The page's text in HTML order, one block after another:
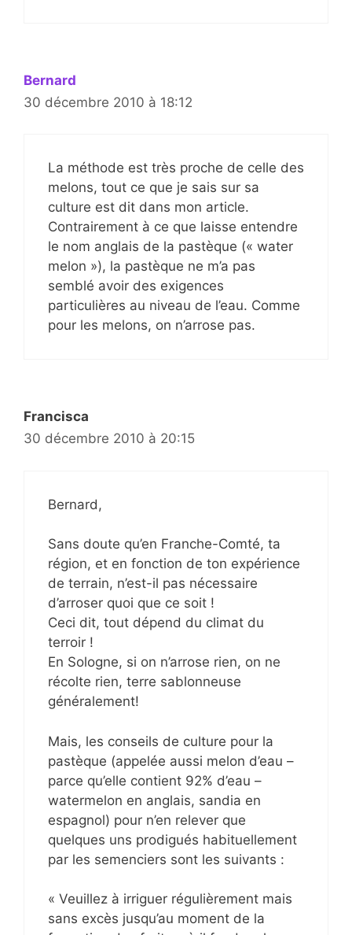
Bernard
30 décembre 2010 à 18:12
La méthode est très proche de celle des
melons, tout ce que je sais sur sa
culture est dit dans mon article.
Contrairement à ce que laisse entendre
le nom anglais de la pastèque (« water
melon »), la pastèque ne m’a pas
semblé avoir des exigences
particulières au niveau de l’eau. Comme
pour les melons, on n’arrose pas.
Francisca
30 décembre 2010 à 20:15
Bernard,
Sans doute qu’en Franche-Comté, ta
région, et en fonction de ton expérience
de terrain, n’est-il pas nécessaire
d’arroser quoi que ce soit !
Ceci dit, tout dépend du climat du
terroir !
En Sologne, si on n’arrose rien, on ne
récolte rien, terre sablonneuse
généralement!
Mais, les conseils de culture pour la
pastèque (appelée aussi melon d’eau –
parce qu’elle contient 92% d’eau –
watermelon en anglais, sandia en
espagnol) pour n’en relever que
quelques uns prodigués habituellement
par les semenciers sont les suivants :
« Veuillez à irriguer régulièrement mais
sans excès jusqu’au moment de la